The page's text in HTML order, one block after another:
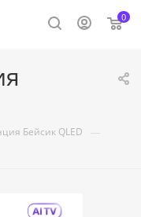
0
Бейсик QLED —